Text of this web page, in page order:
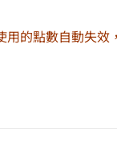
的點數自動失